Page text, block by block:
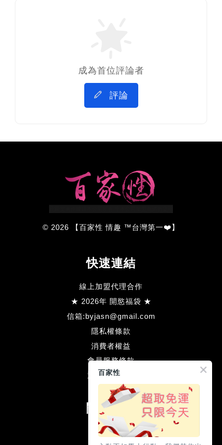
成為首位評論者
評論
© 2026 【百家性 情趣 ™台灣第一❤️】
快速連結
線上加盟代理合作
★ 2026年 開慾福袋 ★
信箱:byjasn@gmail.com
隱私權條款
消費者權益
會員服務條款
退款方式流程
關注我們
Facebook
Line
百家性